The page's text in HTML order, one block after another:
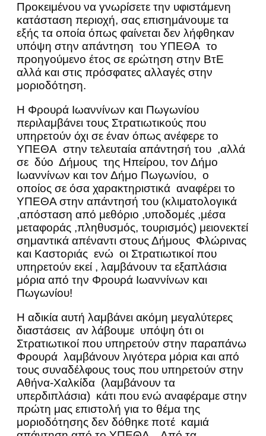
Προκειμένου να γνωρίσετε την υφιστάμενη
κατάσταση περιοχή, σας επισημάνουμε τα
εξής τα οποία όπως φαίνεται δεν λήφθηκαν
υπόψη στην απάντηση του ΥΠΕΘΑ το
προηγούμενο έτος σε ερώτηση στην ΒτΕ
αλλά και στις πρόσφατες αλλαγές στην
μοριοδότηση.
Η Φρουρά Ιωαννίνων και Πωγωνίου
περιλαμβάνει τους Στρατιωτικούς που
υπηρετούν όχι σε έναν όπως ανέφερε το
ΥΠΕΘΑ στην τελευταία απάντησή του ,αλλά
σε δύο Δήμους της Ηπείρου, τον Δήμο
Ιωαννίνων και τον Δήμο Πωγωνίου, ο
οποίος σε όσα χαρακτηριστικά αναφέρει το
ΥΠΕΘΑ στην απάντησή του (κλιματολογικά
,απόσταση από μεθόριο ,υποδομές ,μέσα
μεταφοράς ,πληθυσμός, τουρισμός) μειονεκτεί
σημαντικά απέναντι στους Δήμους Φλώρινας
και Καστοριάς ενώ οι Στρατιωτικοί που
υπηρετούν εκεί , λαμβάνουν τα εξαπλάσια
μόρια από την Φρουρά Ιωαννίνων και
Πωγωνίου!
Η αδικία αυτή λαμβάνει ακόμη μεγαλύτερες
διαστάσεις αν λάβουμε υπόψη ότι οι
Στρατιωτικοί που υπηρετούν στην παραπάνω
Φρουρά λαμβάνουν λιγότερα μόρια και από
τους συναδέλφους τους που υπηρετούν στην
Αθήνα-Χαλκίδα (λαμβάνουν τα
υπερδιπλάσια) κάτι που ενώ αναφέραμε στην
πρώτη μας επιστολή για το θέμα της
μοριοδότησης δεν δόθηκε ποτέ καμιά